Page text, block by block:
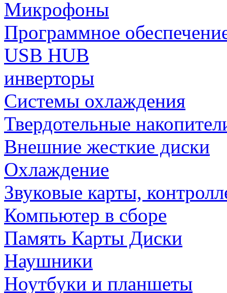
Микрофоны
Программное
USB HUB
инверторы
Системы охлаждения
Твердотельные
Внешние жесткие диски
Охлаждение
Звуковые карты,
Компьютер в сборе
Память Карты Диски
Наушники
Ноутбуки и планшеты